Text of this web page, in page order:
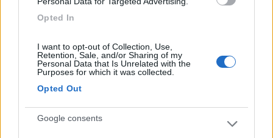
Opted In
I want to opt-out of Collection, Use,
Retention, Sale, and/or Sharing of my
Personal Data that Is Unrelated with the
Purposes for which it was collected.
Opted Out
Google consents
www.iz4dji.it
Semi